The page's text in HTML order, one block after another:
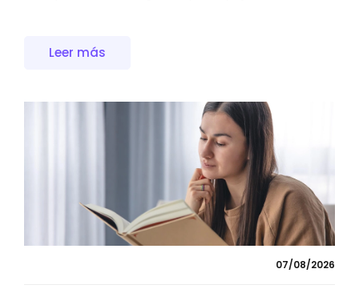
Leer más
07/08/2026